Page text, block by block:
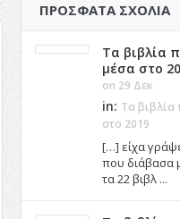
ΠΡΌΣΦΑΤΑ ΣΧΌΛΙΑ
Τα βιβλία
μέσα στο
on 29 Δεκ
in: Τα
στο 2019
[…] είχα
που διάβασα
τα 22 βιβλ ...